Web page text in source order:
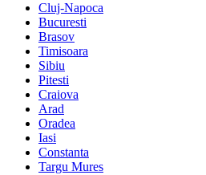
Cluj-Napoca
Bucuresti
Brasov
Timisoara
Sibiu
Pitesti
Craiova
Arad
Oradea
Iasi
Constanta
Targu Mures